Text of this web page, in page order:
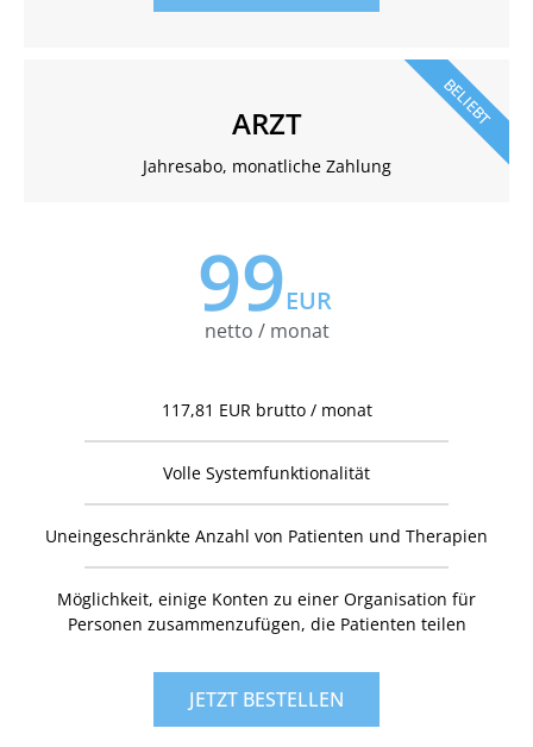
ARZT
Jahresabo, monatliche Zahlung
99EUR
netto / monat
117,81 EUR brutto / monat
Volle Systemfunktionalität
Uneingeschränkte Anzahl von Patienten und Therapien
Möglichkeit, einige Konten zu einer Organisation für
Personen zusammenzufügen, die Patienten teilen
JETZT BESTELLEN
BELIEBT